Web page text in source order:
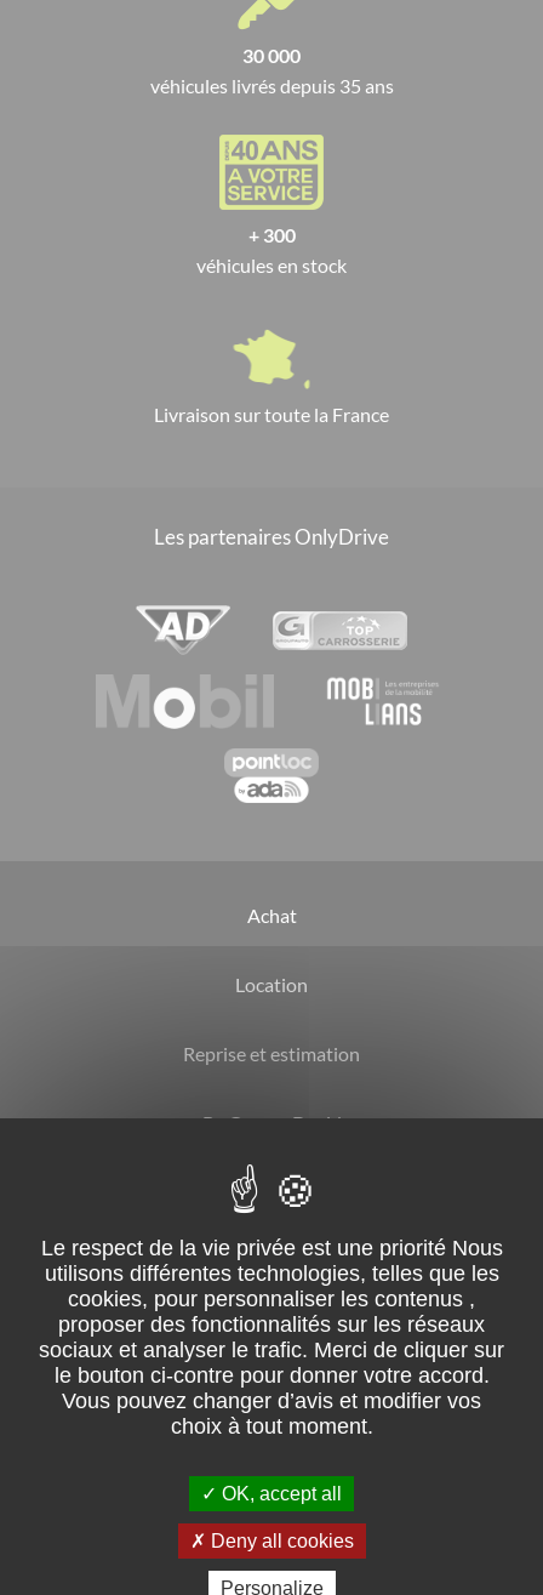
30 000
véhicules livrés depuis 35 ans
+ 300
véhicules en stock
Livraison sur toute la France
Les partenaires OnlyDrive
Achat
Location
Reprise et estimation
By Garage David
CGV
Mentions légales
Suivez-nous sur facebook
02 51 31 08 68 – ZI du Grand Moulin, ZI de la lérandière – 85250
Saint-Fulgent
Pour les trajets courts, privilégiez la marche ou le vélo
OK, accept all
Deny all cookies
Personalize